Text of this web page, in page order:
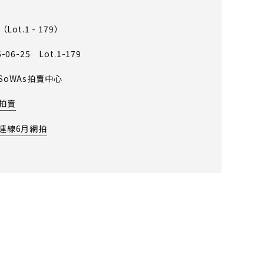
Lot.1 - 179）
06-25 Lot.1-179
拍賣中心
賣
線6月網拍